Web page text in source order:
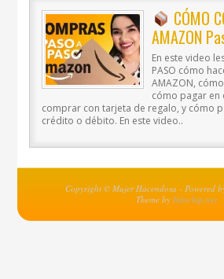
CÓMO
AMAZON
En este video
PASO cómo
AMAZON,
cómo pagar en
comprar con tarjeta de regalo, y cómo
crédito o débito. En este video..
Copyright © Mujer Hacendosa - Powered
Theme by Infochip.net